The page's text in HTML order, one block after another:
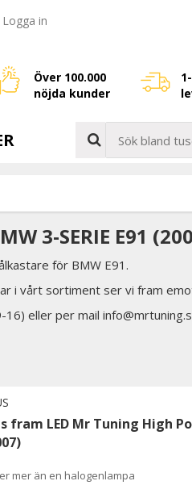
Logga in
Över 100.000
nöjda kunder
3-SERIE E91
för BMW E91.
i vårt sortiment ser vi fram
eller per mail
fram LED Mr Tuning High
mer än en halogenlampa